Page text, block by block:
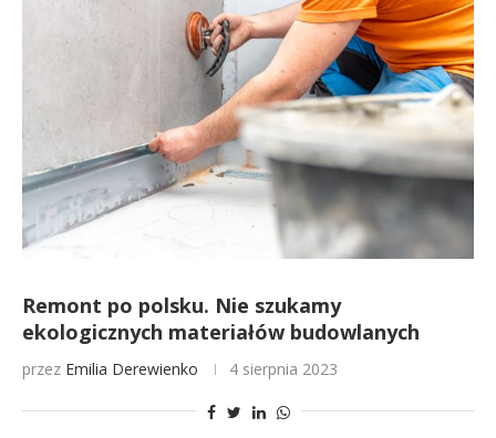
Remont po polsku. Nie szukamy
ekologicznych materiałów budowlanych
przez Emilia Derewienko 4 sierpnia 2023